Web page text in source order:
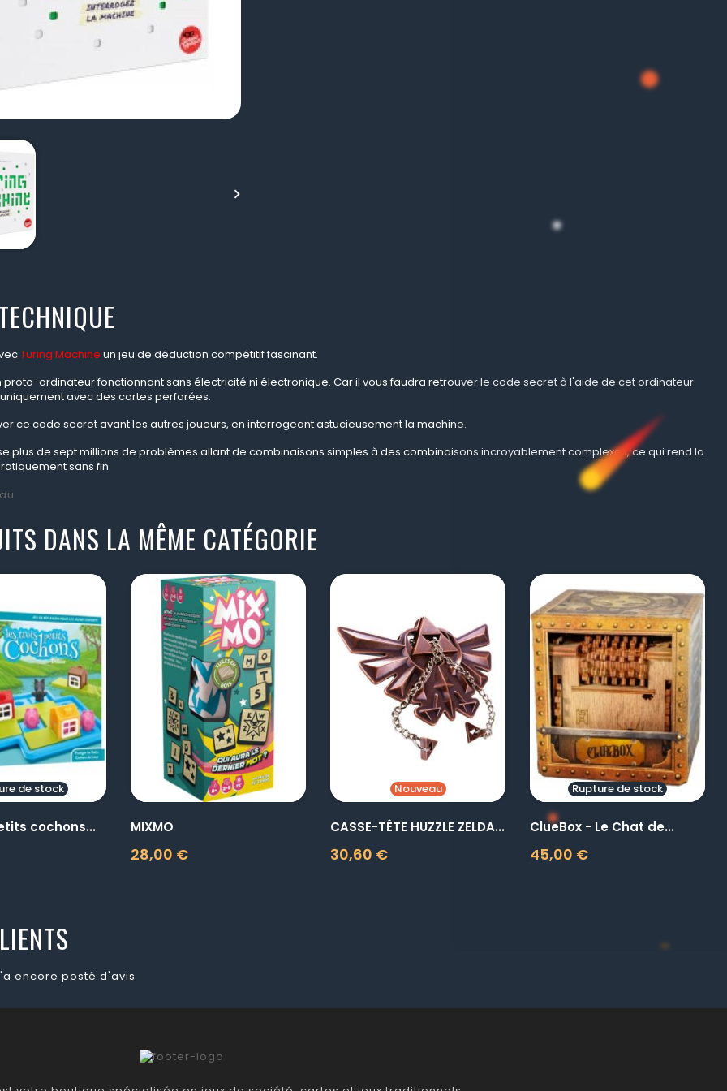

Turing Machine un jeu de déduction compétitif fascinant.
proto-ordinateur fonctionnant sans électricité ni électronique. Car il vous faudra retrouver le code secret à l'aide de cet ordinateur
avec des cartes perforées.
ce code secret avant les autres joueurs, en interrogeant astucieusement la machine.
plus de sept millions de problèmes allant de combinaisons simples à des combinaisons incroyablement complexes, ce qui rend la
sans fin.
DANS LA MÊME CATÉGORIE
visibility
de stock
cochons...
visibility
MIXMO
28,00 €
Prix
visibility
Nouveau
CASSE-TÊTE HUZZLE ZELDA...
30,60 €
Prix
visibility
Rupture de stock
ClueBox - Le Chat de...
45,00 €
Prix
encore posté d'avis